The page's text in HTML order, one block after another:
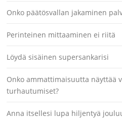
Onko päätösvallan jakaminen
Perinteinen mittaaminen ei riitä
Löydä sisäinen supersankarisi
Onko ammattimaisuutta näyttää
turhautumiset?
Anna itsellesi lupa hiljentyä